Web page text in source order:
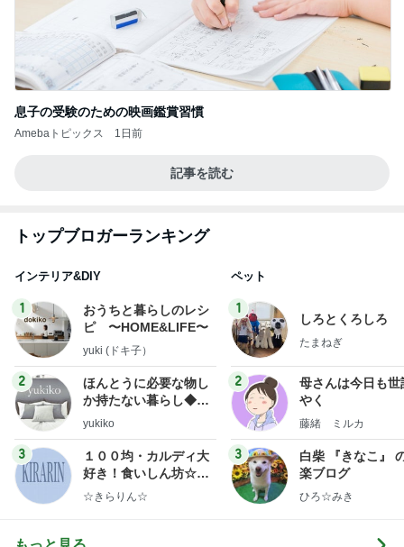
息子の受験のための映画鑑賞習慣
Amebaトピックス 1日前
記事を読む
トップブロガーランキング
インテリア&DIY
1
おうちと暮らしのレシ
ピ 〜HOME&LIFE〜
yuki (ドキ子）
2
ほんとうに必要な物し
か持たない暮らし◆Ke
ep Life Simple◆〜イ
yukiko
3
１００均・カルディ大
好き！食いしん坊☆き
らりん☆のブログ
☆きらりん☆
ペット
1
しろとくろしろ
たまねぎ
2
母さんは今日も世
やく
藤緒 ミルカ
3
白柴 『きなこ』
楽ブログ
ひろ☆みき